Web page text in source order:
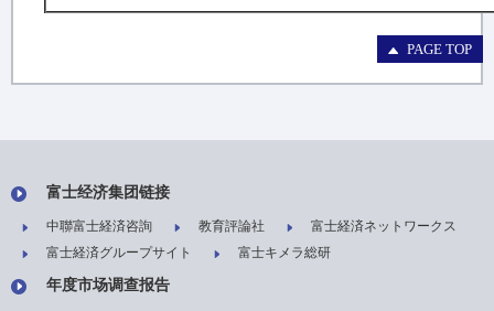
PAGE TOP
富士经济集团链接
中聯富士経済咨詢 教育評論社
富士経済ネットワークス
富士経済グループサイト
富士キメラ総研
年度市场调查报告